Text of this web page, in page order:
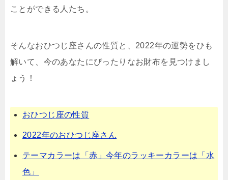
ことができる人たち。
そんなおひつじ座さんの性質と、2022年の運勢をひも
解いて、今のあなたにぴったりなお財布を見つけまし
ょう！
おひつじ座の性質
2022年のおひつじ座さん
テーマカラーは「赤」今年のラッキーカラーは「水
色」